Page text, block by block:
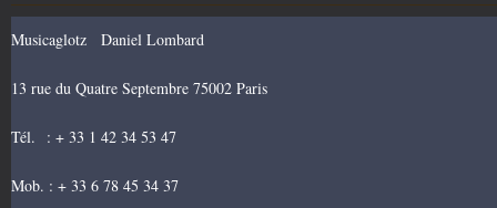
Musicaglotz Daniel Lombard
13 rue du Quatre Septembre 75002 Paris
Tél. : + 33 1 42 34 53 47
Mob. : + 33 6 78 45 34 37